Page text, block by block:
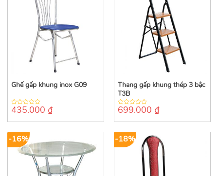
Ghế gấp khung inox G09
0
of
435.000 ₫
Thang gấp khung thép 3 bậc
T3B
0
of
699.000 ₫
-16% -18%